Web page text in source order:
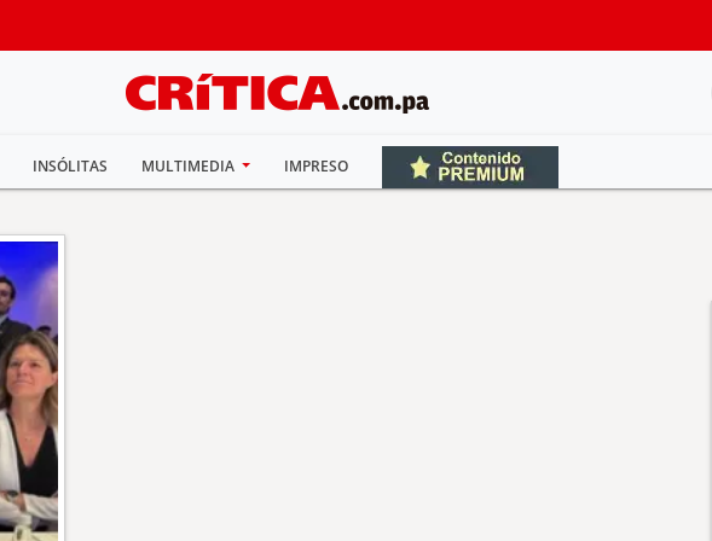
INSÓLITAS MULTIMEDIA IMPRESO